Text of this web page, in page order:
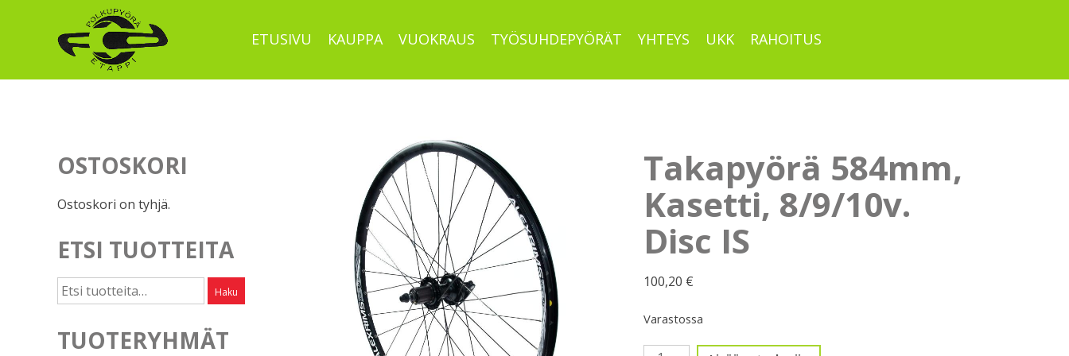
ETUSIVU KAUPPA VUOKRAUS TYÖSUHDEPYÖRÄT YHTEYS UKK RAHOITUS
OSTOSKORI
Ostoskori on tyhjä.
ETSI TUOTTEITA
Etsi: Haku
TUOTERYHMÄT
Takapyörä 584mm,
Kasetti, 8/9/10v.
Disc IS
100,20 €
Varastossa